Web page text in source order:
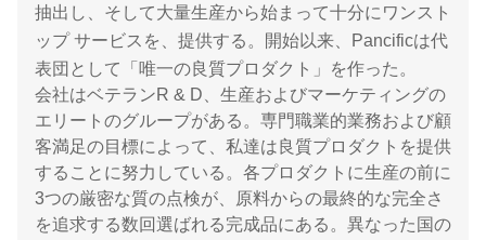
抽出し、そして大量生産から始まって十分にワンスト
ップ サービスを、提供する。開始以来、Pancificは代
表団として「唯一の良質プロダクト」を作った。
会社はベテランR & D、生産およびマーケティングの
エリートのグループがある。専門職業的業務および顧
客満足の目標によって、私達は良質プロダクトを提供
することに努力している。各プロダクトに生産の前に
3つの厳密な質の点検が、原料からの最終的な完全さ
を追求する数回選ばれる完成品にある。異なった国の